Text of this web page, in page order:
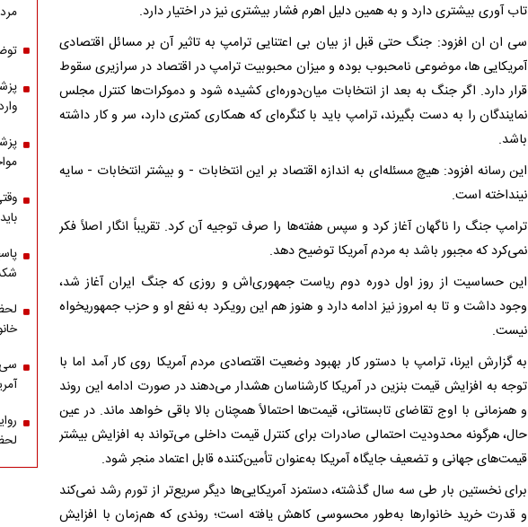
تاب آوری بیشتری دارد و به همین دلیل اهرم فشار بیشتری نیز در اختیار دارد.
سی ان ان افزود: جنگ حتی قبل از بیان بی اعتنایی ترامپ به تاثیر آن بر مسائل اقتصادی
آمریکایی ها، موضوعی نامحبوب بوده و میزان محبوبیت ترامپ در اقتصاد در سرازیری سقوط
قرار دارد. اگر جنگ به بعد از انتخابات میان‌دوره‌ای کشیده شود و دموکرات‌ها کنترل مجلس
نمایندگان را به دست بگیرند، ترامپ باید با کنگره‌ای که همکاری کمتری دارد، سر و کار داشته
باشد.
این رسانه افزود: هیچ مسئله‌ای به اندازه اقتصاد بر این انتخابات - و بیشتر انتخابات - سایه
نینداخته است.
ترامپ جنگ را ناگهان آغاز کرد و سپس هفته‌ها را صرف توجیه آن کرد. تقریباً انگار اصلاً فکر
نمی‌کرد که مجبور باشد به مردم آمریکا توضیح دهد.
این حساسیت از روز اول دوره دوم ریاست جمهوری‌اش و روزی که جنگ ایران آغاز شد،
وجود داشت و تا به امروز نیز ادامه دارد و هنوز هم این رویکرد به نفع او و حزب جمهوریخواه
نیست.
به گزارش ایرنا، ترامپ با دستور کار بهبود وضعیت اقتصادی مردم آمریکا روی کار آمد اما با
توجه به افزایش قیمت بنزین در آمریکا کارشناسان هشدار می‌دهند در صورت ادامه این روند
و همزمانی با اوج تقاضای تابستانی، قیمت‌ها احتمالاً همچنان بالا باقی خواهد ماند. در عین
حال، هرگونه محدودیت احتمالی صادرات برای کنترل قیمت داخلی می‌تواند به افزایش بیشتر
قیمت‌های جهانی و تضعیف جایگاه آمریکا به‌عنوان تأمین‌کننده قابل اعتماد منجر شود.
برای نخستین بار طی سه سال گذشته، دستمزد آمریکایی‌ها دیگر سریع‌تر از تورم رشد نمی‌کند
و قدرت خرید خانوارها به‌طور محسوسی کاهش یافته است؛ روندی که هم‌زمان با افزایش